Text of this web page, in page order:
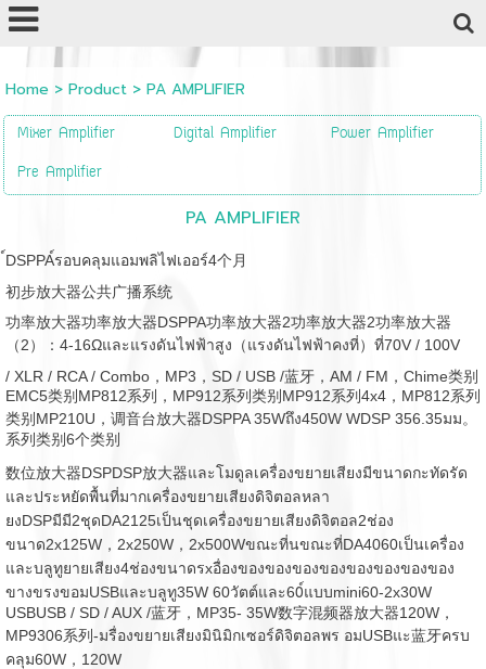
Home> Product> PA AMPLIFIER
Mixer Amplifier Digital Amplifier
Power Amplifier
Pre Amplifier
PA AMPLIFIER
์DSPPA์รอบคลุมแอมพลิไฟเออร์4个月
初步放大器公共广播系统
功率放大器功率放大器DSPPA功率放大器2功率放大器2功率放大器
（2）：4-16Ωและแรงดันไฟฟ้าสูง（แรงดันไฟฟ้าคงที่）ที่70V / 100V
/ XLR / RCA / Combo，MP3，SD / USB /蓝牙，AM / FM，Chime类别
EMC5类别MP812系列，MP912系列类别MP912系列4x4，MP812系列
类别MP210U， 调音台放大器DSPPA 35Wถึง450W WDSP 356.35มม。
系列类别6个类别
数位放大器DSPDSP放大器และโมดูลเครื่องขยายเสียงมีขนาดกะทัดรัด
และประหยัดพื้นที่มากเครื่องขยายเสียงดิจิตอลหลา
ยงDSPมีมี2ชุดDA2125เป็นชุดเครื่องขยายเสียงดิจิตอล2ช่อง
ขนาด2x125W，2x250W，2x500Wขณะที่นขณะที่DA4060เป็นเครื่อง
และบลูทูยายเสียง4ช่องขนาดรxอื่องของของของของของของของของ
ขางขรงขอมUSBและบลูทู35W 60วัตต์และ60์แบบmini60-2x30W
USBUSB / SD / AUX /蓝牙，MP35- 35W数字混频器放大器120W，
MP9306系列-มรื่องขยายเสียงมินิมิกเซอร์ดิจิตอลพร อมUSBแะ蓝牙ครบ
คลุม60W，120W